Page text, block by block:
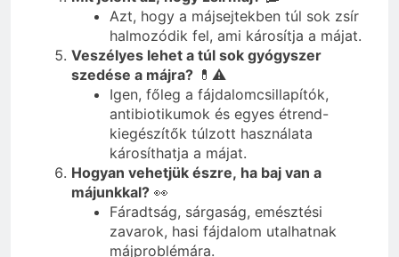
Azt, hogy a májsejtekben túl sok zsír
halmozódik fel, ami károsítja a májat.
Veszélyes lehet a túl sok gyógyszer
szedése a májra? 💊⚠️
Igen, főleg a fájdalomcsillapítók,
antibiotikumok és egyes étrend-
kiegészítők túlzott használata
károsíthatja a májat.
Hogyan vehetjük észre, ha baj van a
májunkkal? 👀
Fáradtság, sárgaság, emésztési
zavarok, hasi fájdalom utalhatnak
májproblémára.